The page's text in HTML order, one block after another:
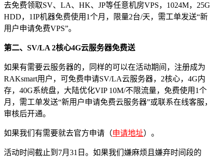
去免费领取SV、LA、HK、JP等任意机房VPS，1024M，25G
HDD，1IP机器免费使用1个月，限量2台/天，需工单发送“新
用户申请免费VPS”。
第二、SV/LA 2核心4G云服务器免费送
如果有需要云服务器的，同样的可以在活动期间，注册成为
RAKsmart用户，可免费申请SV/LA云服务器，2核心，4G内
存，40G系统盘，大陆优化VIP 10M/不限流量，免费使用1个
月，需工单发送“新用户申请免费云服务器”或联系在线客服，
审核后开通。
如果我们有需要就去官方申请（申请地址）。
活动时间截止到7月31日。如果我们嫌麻烦且嫌弃时间段的